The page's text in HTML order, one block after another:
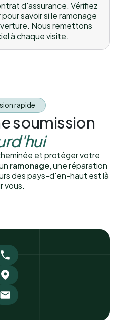
d'assurance. Vérifiez
savoir si le ramonage
Nous remettons
à chaque visite.
rapide
soumission
et protéger votre
ramonage, une réparation
des pays-d'en-haut est là
vous.